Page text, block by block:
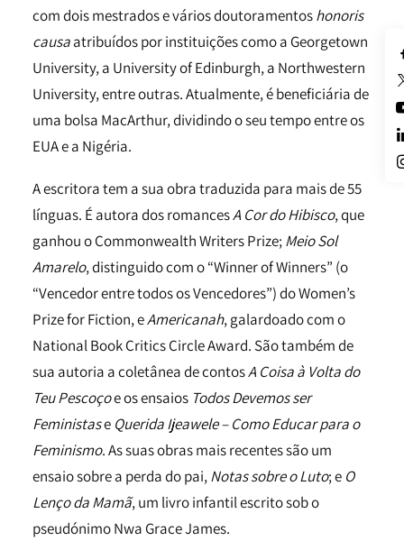
com dois mestrados e vários doutoramentoshonoris
causaatribuídos por instituições como a Georgetown
University, a University of Edinburgh, a Northwestern
University, entre outras. Atualmente, é beneficiária de
uma bolsa MacArthur, dividindo o seu tempo entre os
EUA e a Nigéria.
A escritora tem a sua obra traduzida para mais de 55
línguas. É autora dos romancesA Cor do Hibisco, que
ganhou o Commonwealth Writers Prize;Meio Sol
Amarelo, distinguido com o “Winner of Winners” (o
“Vencedor entre todos os Vencedores”) do Women’s
Prize for Fiction, eAmericanah, galardoado com o
National Book Critics Circle Award. São também de
sua autoria a coletânea de contosA Coisa à Volta do
Teu Pescoçoe os ensaios Todos Devemos ser
Feministase Querida Ijeawele – Como Educar para o
Feminismo. As suas obras mais recentes são um
ensaio sobre a perda do pai,Notas sobre o Luto; e O
Lenço da Mamã, um livro infantil escrito sob o
pseudónimo Nwa Grace James.